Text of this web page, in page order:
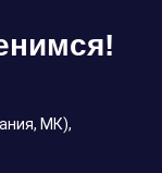
МК),